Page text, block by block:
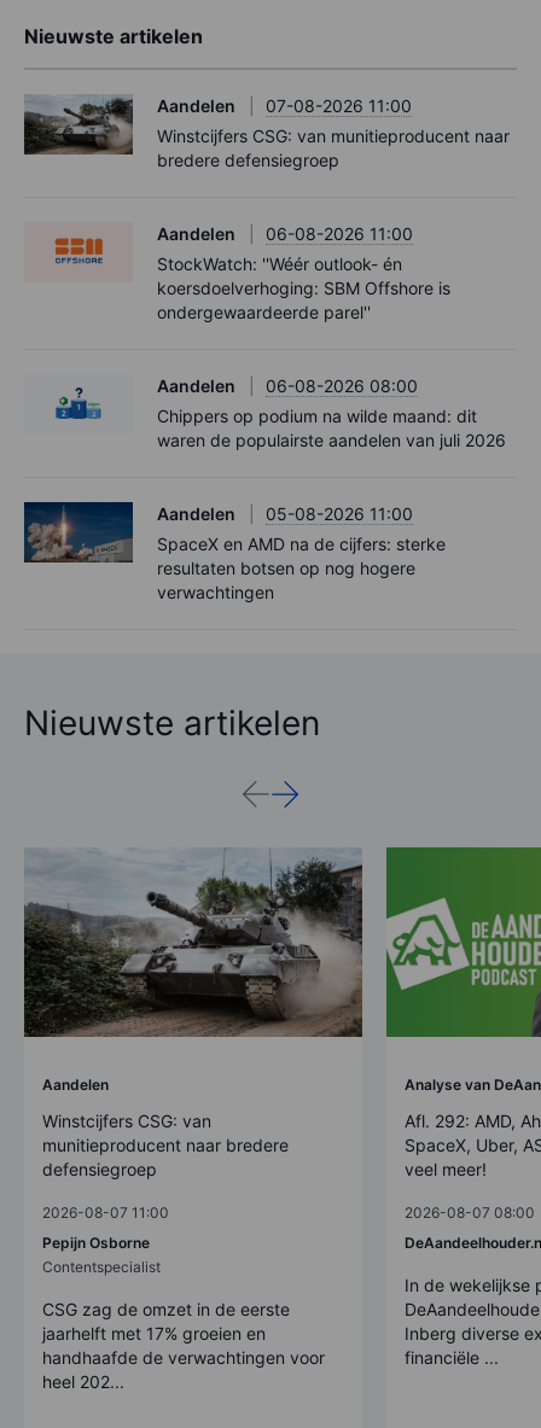
Nieuwste artikelen
Aandelen
07-08-2026 11:00
Winstcijfers CSG: van munitieproducent naar
bredere defensiegroep
Aandelen
06-08-2026 11:00
StockWatch: ''Wéér outlook- én
koersdoelverhoging: SBM Offshore is
ondergewaardeerde parel''
Aandelen
06-08-2026 08:00
Chippers op podium na wilde maand: dit
waren de populairste aandelen van juli 2026
Aandelen
05-08-2026 11:00
SpaceX en AMD na de cijfers: sterke
resultaten botsen op nog hogere
verwachtingen
Nieuwste artikelen
Aandelen
Winstcijfers CSG: van
munitieproducent naar bredere
defensiegroep
2026-08-07 11:00
Pepijn Osborne
Contentspecialist
CSG zag de omzet in de eerste
jaarhelft met 17% groeien en
handhaafde de verwachtingen voor
heel 202...
Analyse van
Afl. 292: AMD,
SpaceX, Uber,
veel meer!
2026-08-07 08:00
In de wekelijkse
Inberg diverse
financiële ...